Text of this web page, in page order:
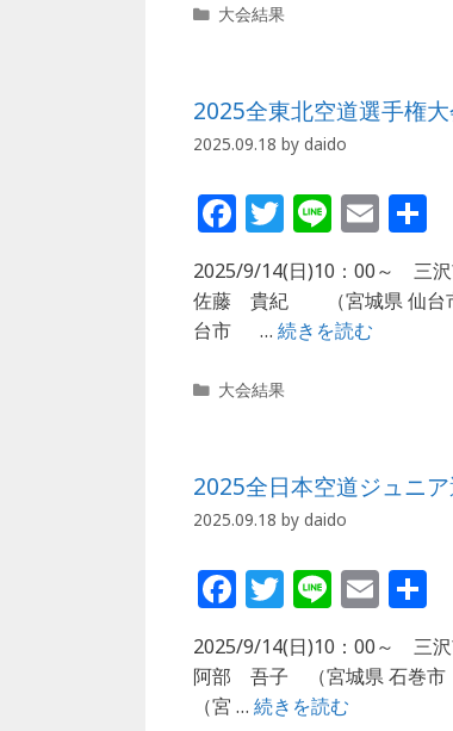
o
k
カ
ー
大会結果
2025全東北空道選手権
2025.09.18 by daido
F
a
c
e
o
k
T
w
itt
e
Li
n
e
E
m
ai
l
2025/9/14(日)10：00～ 三
佐藤 貴紀 （宮城県 仙台
台市 … 続きを読む
カ
ー
大会結果
2025全日本空道ジュニ
2025.09.18 by daido
F
a
c
e
T
w
itt
e
Li
n
e
E
m
ai
2025/9/14(日)10：00～ 三
阿部 吾子 （宮城県 石巻
（宮 … 続きを読む